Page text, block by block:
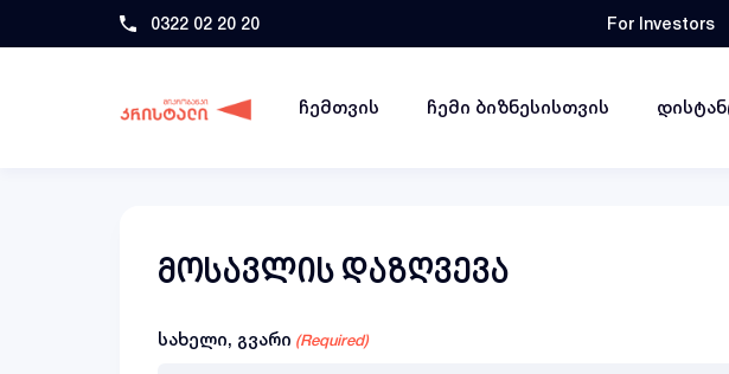
0322 02 20 20 For Investors
ჩემთვის ჩემი ბიზნესისთვის
მოსავლის დაზღვევა
სახელი, გვარი (Required)